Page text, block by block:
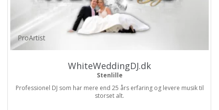
ProArtist
WhiteWeddingDJ.dk
Stenlille
Professionel DJ som har mere end 25 års erfaring og levere musik til
storset alt.